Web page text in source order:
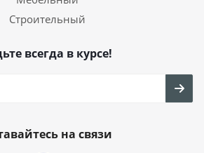
Строительный
всегда в курсе!
на связи